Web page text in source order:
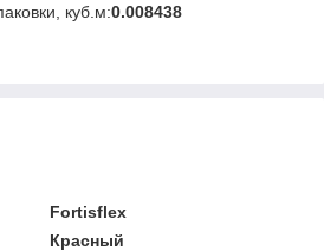
куб.м:0.008438
Fortisflex
Красный